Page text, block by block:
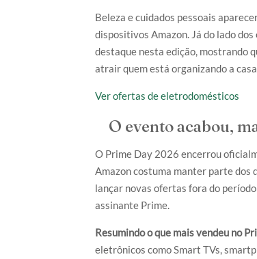
Beleza e cuidados pessoais
dispositivos Amazon. Já do lado
destaque nesta edição, mostrando
atrair quem está organizando a
Ver ofertas de eletrodomésticos
O evento acabou,
O Prime Day 2026 encerrou
Amazon costuma manter parte dos
lançar novas ofertas fora do
assinante Prime.
Resumindo o que mais vendeu no
eletrônicos como Smart TVs,